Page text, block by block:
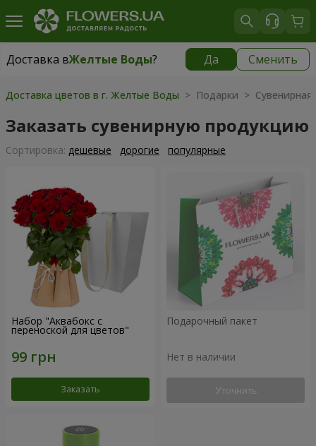
Доставка вЖелтые Воды? Да Сменить
Доставка вЖелтые Воды|
Доставка цветов в г. Желтые Воды > Подарки > Сувенирная
Заказать сувенирную продукцию
Cортировка: дешевые дорогие популярные
Набор "Аквабокс с
переноской для цветов"
Заказать
Подарочный пакет
Нет в наличии
Уточнить